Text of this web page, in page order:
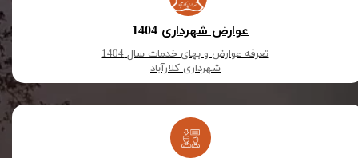
​​عوارض شهرداری
تعرفه عوارض و بهای خدمات سال 1404
​​​​​​​شهرداری کلارآباد